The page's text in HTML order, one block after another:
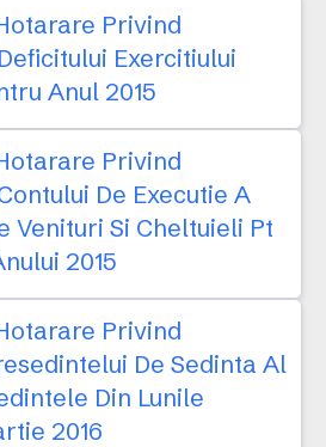
Privind
Exercitiului
Anul 2015
Privind
De Executie A
Venituri Si Cheltuieli Pt
2015
Privind
De Sedinta Al
Din Lunile
2016